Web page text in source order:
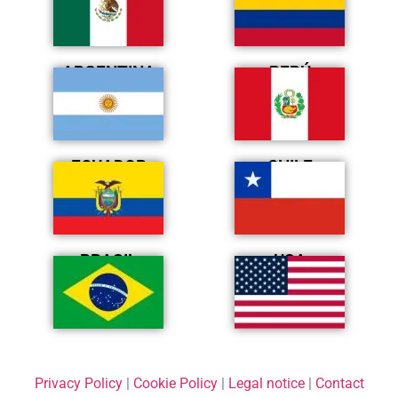
ARGENTINA PERÚ
ECUADOR CHILE
BRASIL USA
Privacy Policy| Cookie Policy| Legal notice| Contact